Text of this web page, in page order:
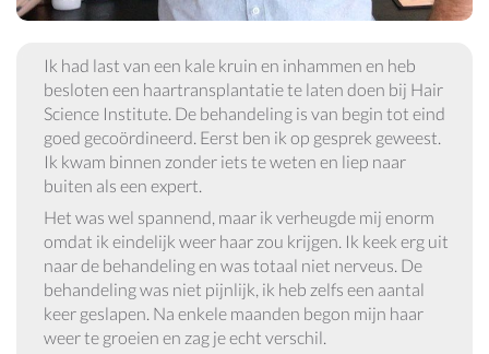
Ik had last van een kale kruin en inhammen en heb
besloten een haartransplantatie te laten doen bij Hair
Science Institute. De behandeling is van begin tot eind
goed gecoördineerd. Eerst ben ik op gesprek geweest.
Ik kwam binnen zonder iets te weten en liep naar
buiten als een expert.
Het was wel spannend, maar ik verheugde mij enorm
omdat ik eindelijk weer haar zou krijgen. Ik keek erg uit
naar de behandeling en was totaal niet nerveus. De
behandeling was niet pijnlijk, ik heb zelfs een aantal
keer geslapen. Na enkele maanden begon mijn haar
weer te groeien en zag je echt verschil.